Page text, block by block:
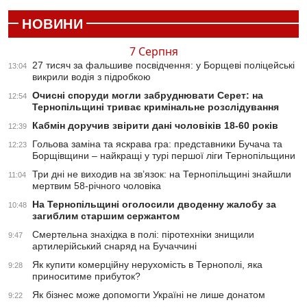
НОВИНИ
7 Серпня
13:04
27 тисяч за фальшиве посвідчення: у Борщеві поліцейські
викрили водія з підробкою
12:54
Очисні споруди могли забруднювати Серет: на
Тернопільщині триває кримінальне розслідування
12:39 Кабмін доручив звірити дані чоловіків 18-60 років
12:23
Гольова заміна та яскрава гра: представники Бучача та
Борщівщини – найкращі у турі першої ліги Тернопільщини
11:04
Три дні не виходив на зв’язок: на Тернопільщині знайшли
мертвим 58-річного чоловіка
10:48
На Тернопільщині оголосили дводенну жалобу за
загиблим старшим сержантом
9:47
Смертельна знахідка в полі: піротехніки знищили
артилерійський снаряд на Бучаччині
9:28
Як купити комерційну нерухомість в Тернополі, яка
приноситиме прибуток?
9:22 Як бізнес може допомогти Україні не лише донатом